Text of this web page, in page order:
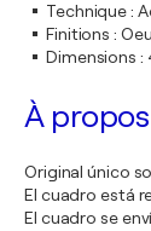
Technique:
Finitions :
Dimensions :
À
Original único
El cuadro está
El cuadro se